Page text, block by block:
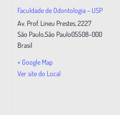
Faculdade de Odontologia – USP
Av. Prof. Lineu Prestes, 2227
São Paulo,São Paulo05508-000
Brasil
+ Google Map
Ver site do Local